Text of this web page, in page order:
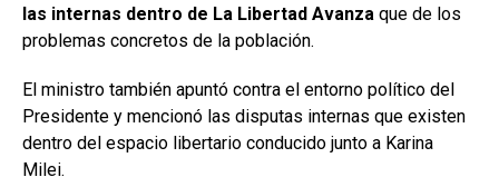
las internas dentro de La Libertad Avanza que de los
problemas concretos de la población.
El ministro también apuntó contra el entorno político del
Presidente y mencionó las disputas internas que existen
dentro del espacio libertario conducido junto a Karina
Milei.